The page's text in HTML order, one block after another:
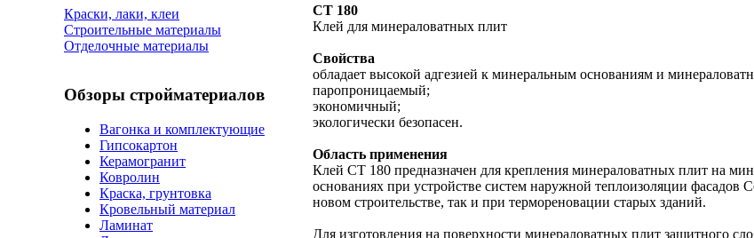
Краски, лаки, клеи
Строительные материалы
Отделочные материалы
Обзоры стройматериалов
Вагонка и комплектующие
Гипсокартон
Керамогранит
Ковролин
Краска, грунтовка
Кровельный материал
Ламинат
CT 180
Клей для минераловатных плит
Свойства
обладает высокой адгезией к минеральным основаниям и
паропроницаемый;
экономичный;
экологически безопасен.
Область применения
Клей CT 180 предназначен для крепления минераловатных плит на
основаниях при устройстве систем наружной теплоизоляции фасадов
новом строительстве, так и при термореновации старых зданий.
Для изготовления на поверхности минераловатных плит защитного